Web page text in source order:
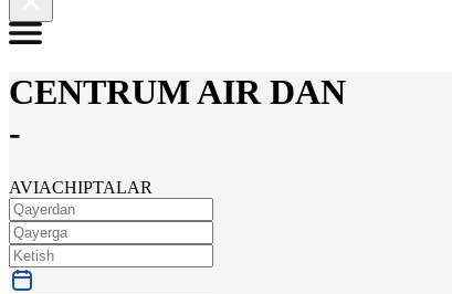
CENTRUM AIR DAN
-
AVIACHIPTALAR